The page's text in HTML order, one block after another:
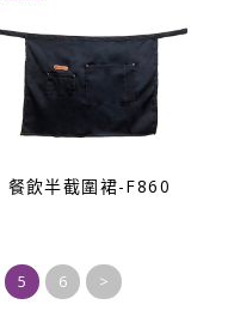
餐飲半截圍裙-F860
5 6 >